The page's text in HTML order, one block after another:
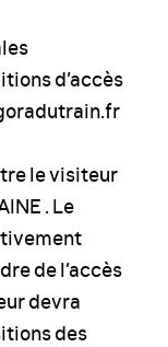
d’accès
le visiteur
. Le
de l’accès
devra
des